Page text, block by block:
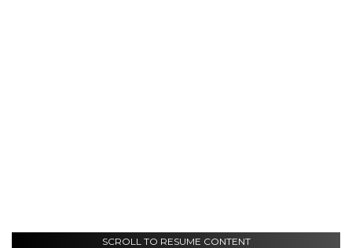
SCROLL TO RESUME CONTENT